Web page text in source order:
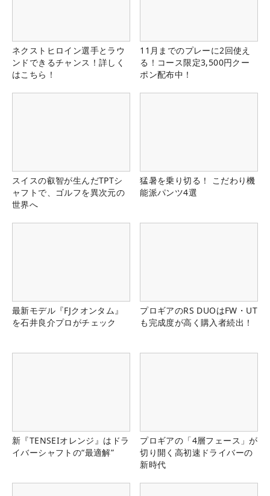
ネクストヒロイン選手とラウ
ンドできるチャンス！詳しく
はこちら！
11月までのプレーに2回使え
る！コース限定3,500円クー
ポン配布中！
スイスの叡智が生んだTPTシ
ャフトで、ゴルフを異次元の
世界へ
猛暑を乗り切る！ こだわり機
能派パンツ4選
最新モデル『FJクオンタム』
を石井良介プロがチェック
プロギアのRS DUOはFW・UT
も完成度が高く購入者続出！
新『TENSEIオレンジ』はドラ
イバーシャフトの“最適解”
プロギアの「4層フェース」が
切り開く高初速ドライバーの
新時代